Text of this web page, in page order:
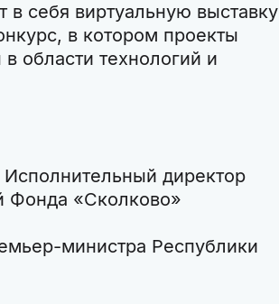
себя виртуальную выставку
в котором проекты
области технологий и
директор
Фонда «Сколково»
министра Республики